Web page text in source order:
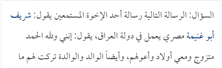
السؤال: الرسالة التالية رسالة أحد الإخوة المستمعين يقول:شريف
أبو غنيمةمصري يعمل في دولة العراق، يقول: إنني ولله الحمد
متزوج ومعي أولاد وأعولهم، وأيضاً الوالد والوالدة تركت لهم ما